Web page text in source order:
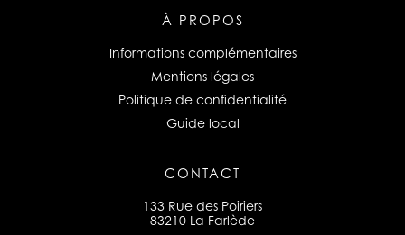
À PROPOS
Informations complémentaires
Mentions légales
Politique de confidentialité
Guide local
CONTACT
133 Rue des Poiriers
83210 La Farlède